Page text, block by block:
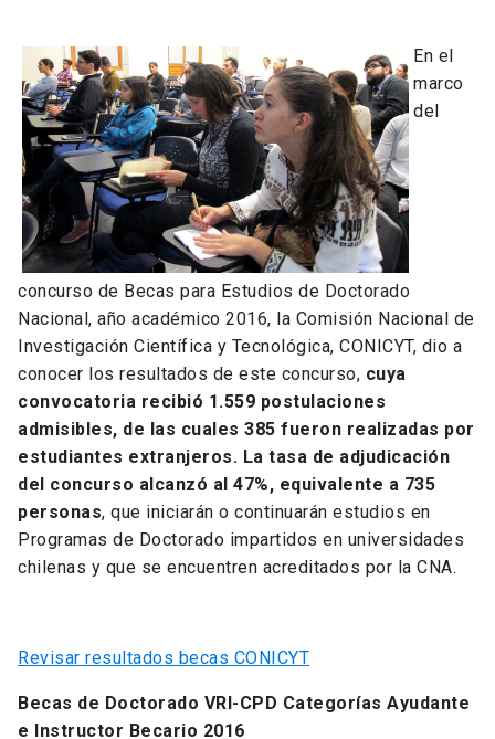
En el
marco
del
concurso de Becas para Estudios de Doctorado
Nacional, año académico 2016, la Comisión Nacional de
Investigación Científica y Tecnológica, CONICYT, dio a
conocer los resultados de este concurso, cuya
convocatoria recibió 1.559 postulaciones
admisibles, de las cuales 385 fueron realizadas por
estudiantes extranjeros. La tasa de adjudicación
del concurso alcanzó al 47%, equivalente a 735
personas, que iniciarán o continuarán estudios en
Programas de Doctorado impartidos en universidades
chilenas y que se encuentren acreditados por la CNA.
Revisar resultados becas CONICYT
Becas de Doctorado VRI-CPD Categorías Ayudante
e Instructor Becario 2016